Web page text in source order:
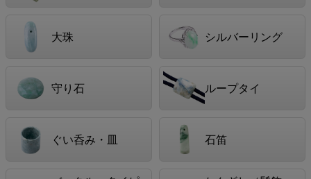
大珠 シルバーリング
守り石 ループタイ
ぐい呑み・皿 石笛